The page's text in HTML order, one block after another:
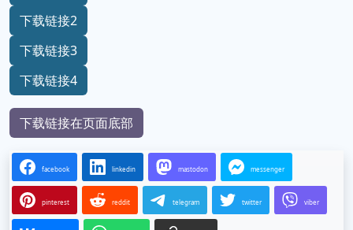
下载链接2
下载链接3
下载链接4
下载链接在页面底部
facebook linkedin mastodon messenger
pinterest reddit telegram twitter viber